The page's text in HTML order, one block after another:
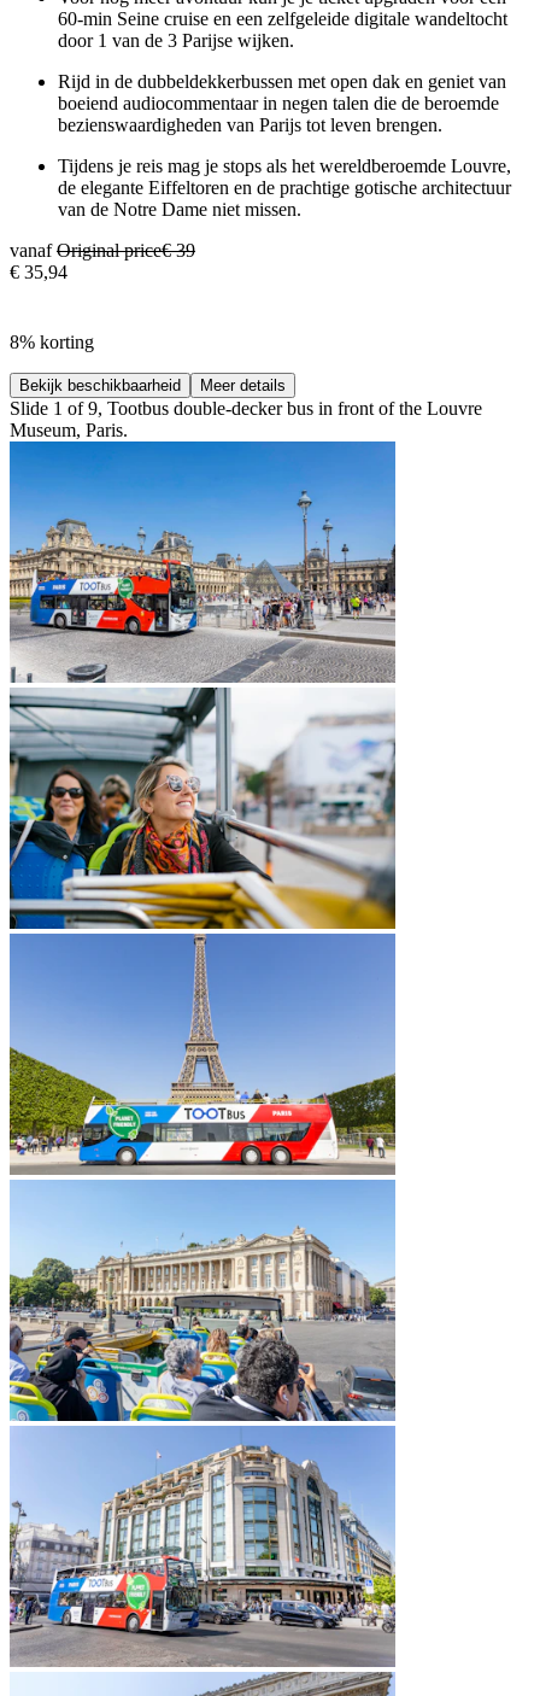
60-min Seine cruise en een zelfgeleide digitale wandeltocht
door 1 van de 3 Parijse wijken.
Rijd in de dubbeldekkerbussen met open dak en geniet van
boeiend audiocommentaar in negen talen die de beroemde
bezienswaardigheden van Parijs tot leven brengen.
Tijdens je reis mag je stops als het wereldberoemde Louvre,
de elegante Eiffeltoren en de prachtige gotische architectuur
van de Notre Dame niet missen.
vanafOriginal price€ 39
€ 35,94
8% korting
Bekijk beschikbaarheid Meer details
Slide 1 of 9, Tootbus double-decker bus in front of the Louvre
Museum, Paris.